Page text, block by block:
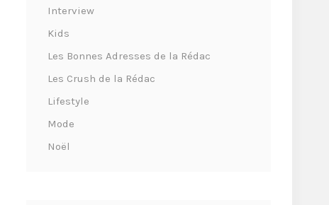
Interview
Kids
Les Bonnes Adresses de la Rédac
Les Crush de la Rédac
Lifestyle
Mode
Noël